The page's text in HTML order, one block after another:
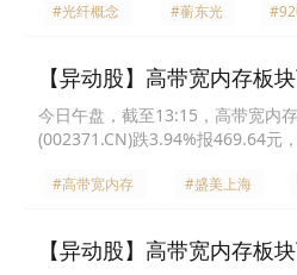
#光纤概念 #蘅东光
【异动股】高带宽内存板
今日午盘，截至13:15，高带宽内
(002371.CN)跌3.94%报469.64元
#高带宽内存 #盛美上海
【异动股】高带宽内存板